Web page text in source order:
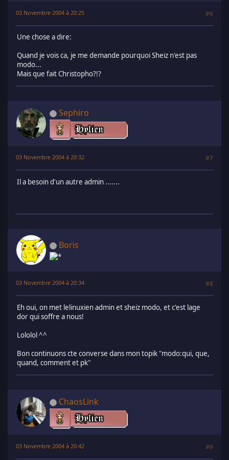
03 Novembre 2004 à 20:25 #6
Une chose a dire:
Quand je vois ca, je me demande pourquoi Sheiz n'est pas
modo...
Mais que fait Christopho?!?
Sephiro
03 Novembre 2004 à 20:32 #7
Il a besoin d'un autre admin .......
Boris
03 Novembre 2004 à 20:34 #8
Eh oui, on met lelinuxien admin et sheiz modo, et c'est lage
dor qui soffre a nous!
Lololol ^^
Bon continuons cte converse dans mon topik "modo:qui, que,
quand, comment et pk"
ChaosLink
03 Novembre 2004 à 20:42 #9